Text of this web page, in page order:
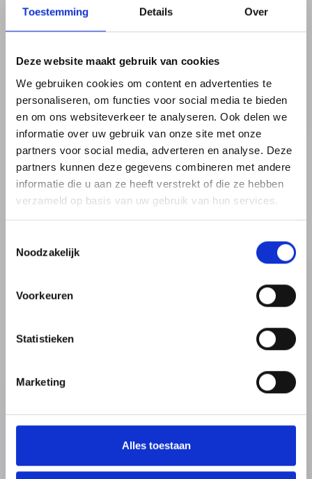
Toestemming Details Over
Deze website maakt gebruik van cookies
We gebruiken cookies om content en advertenties te
personaliseren, om functies voor social media te bieden
en om ons websiteverkeer te analyseren. Ook delen we
informatie over uw gebruik van onze site met onze
partners voor social media, adverteren en analyse. Deze
partners kunnen deze gegevens combineren met andere
informatie die u aan ze heeft verstrekt of die ze hebben
verzameld op basis van uw gebruik van hun services.
Noodzakelijk
Voorkeuren
Statistieken
Marketing
Alles toestaan